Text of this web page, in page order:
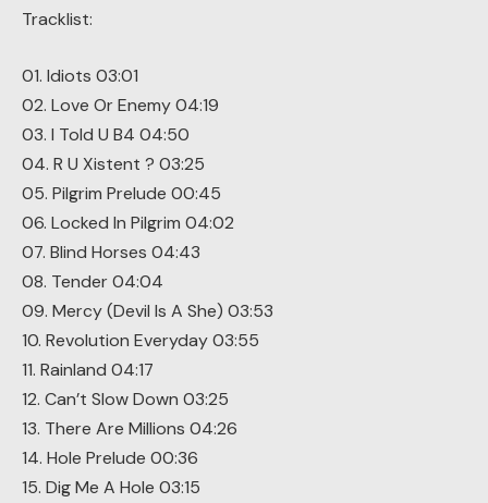
Tracklist:
01. Idiots 03:01
02. Love Or Enemy 04:19
03. I Told U B4 04:50
04. R U Xistent ? 03:25
05. Pilgrim Prelude 00:45
06. Locked In Pilgrim 04:02
07. Blind Horses 04:43
08. Tender 04:04
09. Mercy (Devil Is A She) 03:53
10. Revolution Everyday 03:55
11. Rainland 04:17
12. Can’t Slow Down 03:25
13. There Are Millions 04:26
14. Hole Prelude 00:36
15. Dig Me A Hole 03:15